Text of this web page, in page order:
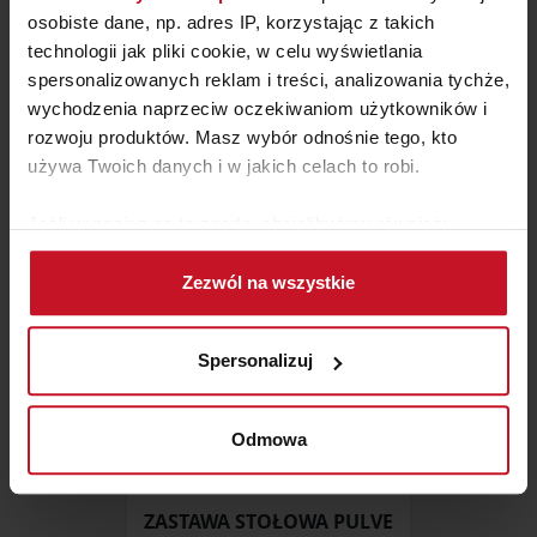
osobiste dane, np. adres IP, korzystając z takich
technologii jak pliki cookie, w celu wyświetlania
spersonalizowanych reklam i treści, analizowania tychże,
wychodzenia naprzeciw oczekiwaniom użytkowników i
rozwoju produktów. Masz wybór odnośnie tego, kto
używa Twoich danych i w jakich celach to robi.
Gromadzić dane dotyczące Twojej lokalizacji
geograficznej z dokładnością nawet do kilku metrów
Identyfikować Twoje urządzenie, aktywnie
(fingerprinting, czyli wirtualny odcisk palca)
Dowiedz się więcej odnośnie tego, jak Twoje osobiste
dane są przetwarzane oraz ustaw własne preferencje w
zmienić lub wycofać swoją zgodę w dowolnej chwili.
Zezwól na wszystkie
Spersonalizuj
Odmowa
LUSTRO ONSILD
ZAPYTAJ O CENĘ W SALONIE
ZASTAWA STOŁOWA PULVE